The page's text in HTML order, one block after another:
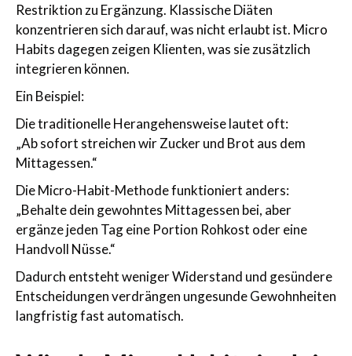
Restriktion zu Ergänzung. Klassische Diäten
konzentrieren sich darauf, was nicht erlaubt ist. Micro
Habits dagegen zeigen Klienten, was sie zusätzlich
integrieren können.
Ein Beispiel:
Die traditionelle Herangehensweise lautet oft:
„Ab sofort streichen wir Zucker und Brot aus dem
Mittagessen.“
Die Micro-Habit-Methode funktioniert anders:
„Behalte dein gewohntes Mittagessen bei, aber
ergänze jeden Tag eine Portion Rohkost oder eine
Handvoll Nüsse.“
Dadurch entsteht weniger Widerstand und gesündere
Entscheidungen verdrängen ungesunde Gewohnheiten
langfristig fast automatisch.